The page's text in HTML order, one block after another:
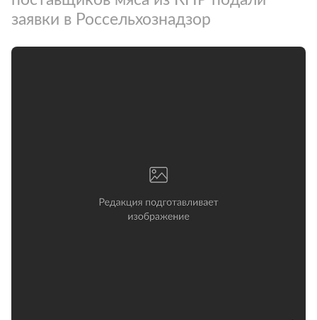
заявки в Россельхознадзор